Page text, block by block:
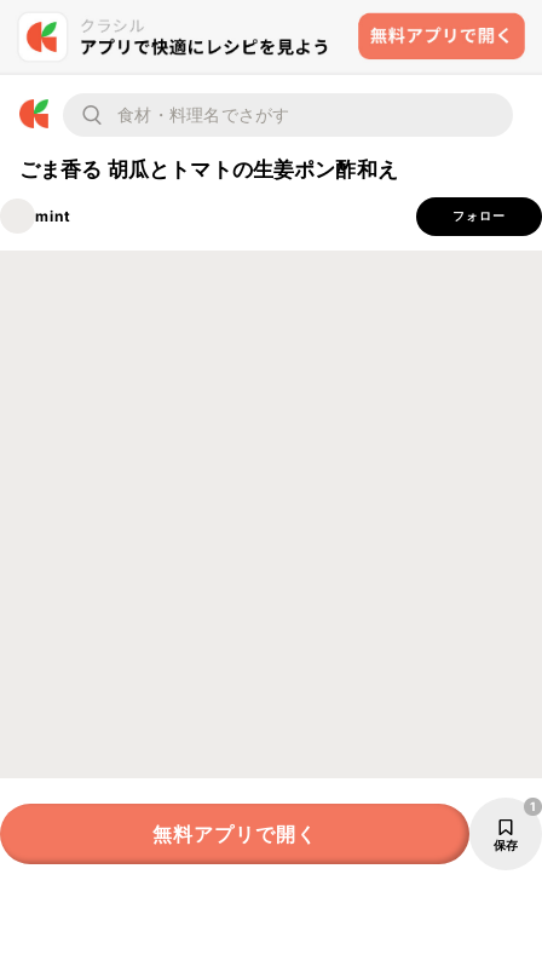
ごま香る 胡瓜とトマトの生姜ポン酢和え
mint フォロー
無料アプリで開く 保存
1